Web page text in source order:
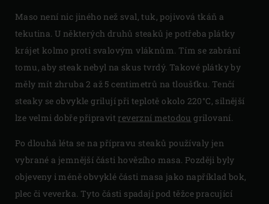
Maso není nic jiného než sval, tuk, pojivová tkáň a
tekutina. U některých druhů steaků je potřeba plátky
krájet kolmo proti svalovým vláknům. Tím se zabrání
tomu, aby steak nebyl na skus tvrdý. Takové plátky by
měly mít zhruba 2 až 5 centimetrů na tloušťku. Tenčí
steaky se obvykle grilují při teplotě okolo 220°C, silnější
lze velmi dobře připravitreverzní metodou grilovaní.
Po dlouhá léta se na přípravu steaků používaly jen
vybrané a jemnější části hovězího masa. Později byly
objeveny i méně obvyklé části masa jako například bok,
plec či veverka. Tyto části spadají pod těžce pracující